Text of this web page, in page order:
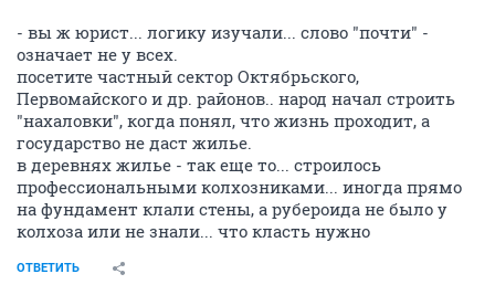
- вы ж юрист... логику изучали... слово "почти" -
означает не у всех.
посетите частный сектор Октябрьского,
Первомайского и др. районов.. народ начал строить
"нахаловки", когда понял, что жизнь проходит, а
государство не даст жилье.
в деревнях жилье - так еще то... строилось
профессиональными колхозниками... иногда прямо
на фундамент клали стены, а рубероида не было у
колхоза или не знали... что класть нужно
ОТВЕТИТЬ